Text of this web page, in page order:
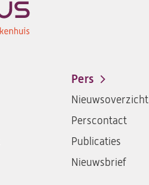
Pers
Nieuwsoverzicht
Perscontact
Publicaties
Nieuwsbrief